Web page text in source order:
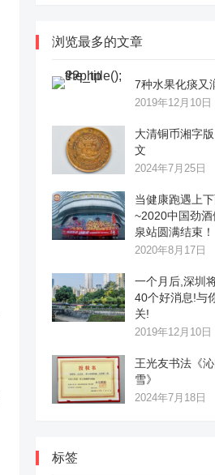
浏览最多的文章
7种水果化痰又
2019年12月10日
大清铜币湘字
文
2024年7月25日
当健康跑遇上
~2020中国劲酒
泉站圆满结束！
2020年8月17日
一个月后,深圳
40个好消息!与
关!
2019年12月10日
王光友书法《沁
雪》
2024年7月18日
标签